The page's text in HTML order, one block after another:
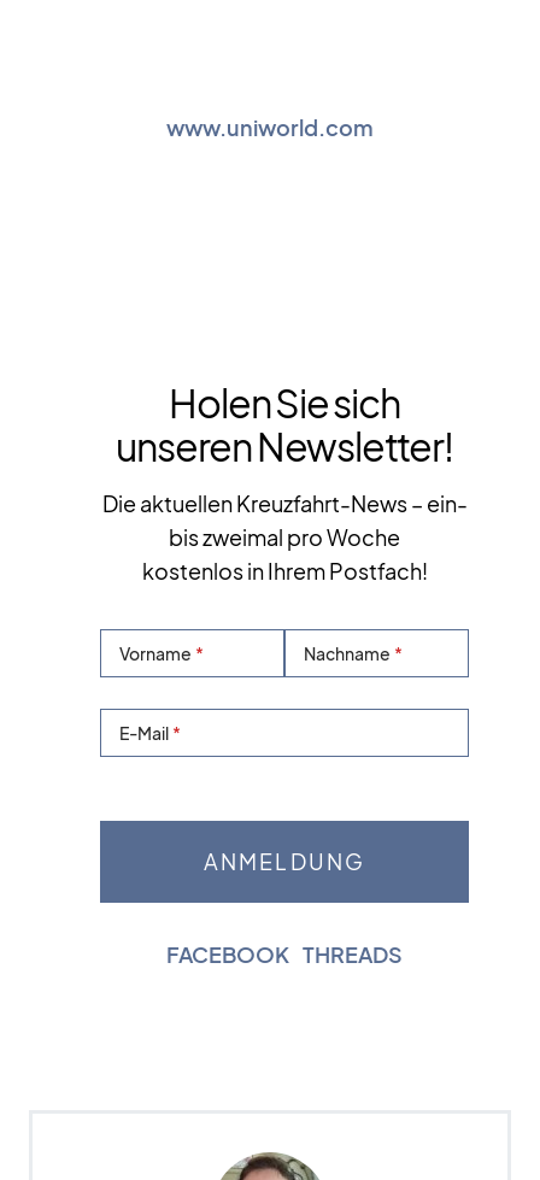
www.uniworld.com
Holen Sie sich
unseren Newsletter!
Die aktuellen Kreuzfahrt-News – ein-
bis zweimal pro Woche
kostenlos in Ihrem Postfach!
Vorname Nachname
E-Mail
FACEBOOK THREADS